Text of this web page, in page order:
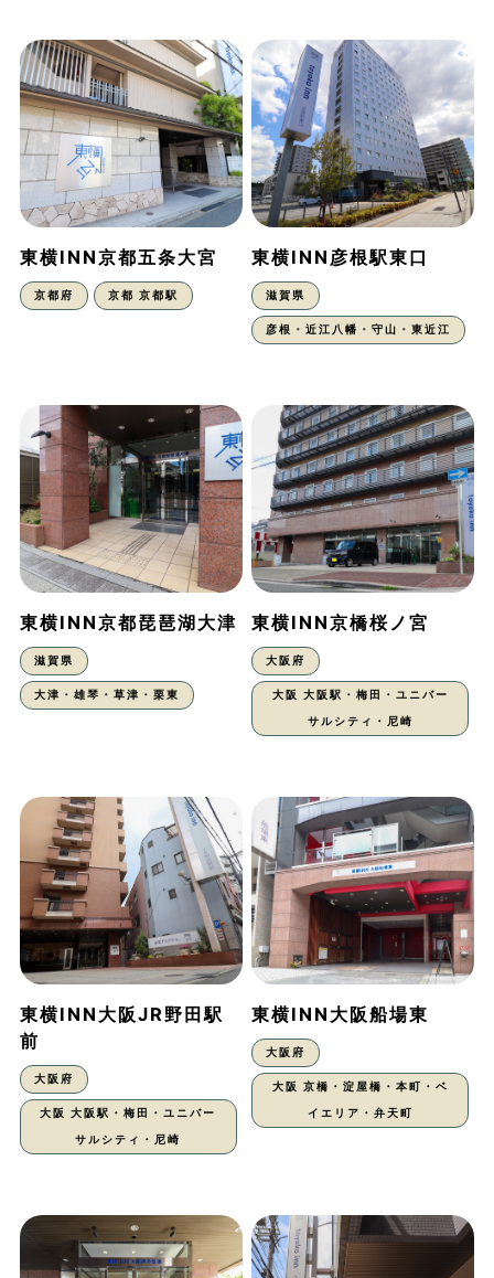
東横INN京都五条大宮
京都府 京都 京都駅
東横INN彦根駅東口
滋賀県
彦根・近江八幡・守山・東近江
東横INN京都琵琶湖大津
滋賀県
大津・雄琴・草津・栗東
東横INN京橋桜ノ宮
大阪府
大阪 大阪駅・梅田・ユニバー
サルシティ・尼崎
東横INN大阪JR野田駅
前
大阪府
大阪 大阪駅・梅田・ユニバー
サルシティ・尼崎
東横INN大阪船場東
大阪府
大阪 京橋・淀屋橋・本町・ベ
イエリア・弁天町